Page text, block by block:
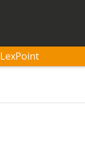
LexPoint